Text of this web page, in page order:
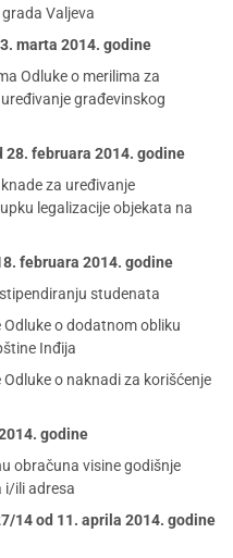
Valjeva
marta 2014. godine
Odluke o merilima za
građevinskog
28. februara 2014. godine
za uređivanje
legalizacije objekata na
februara 2014. godine
studenata
o dodatnom obliku
Inđija
o naknadi za korišćenje
godine
obračuna visine godišnje
i/ili adresa
14 od 11. aprila 2014. godine